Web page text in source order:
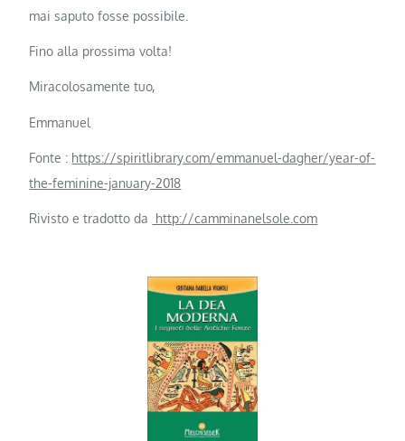
mai saputo fosse possibile.
Fino alla prossima volta!
Miracolosamente tuo,
Emmanuel
Fonte : https://spiritlibrary.com/emmanuel-dagher/year-of-
the-feminine-january-2018
Rivisto e tradotto da http://camminanelsole.com